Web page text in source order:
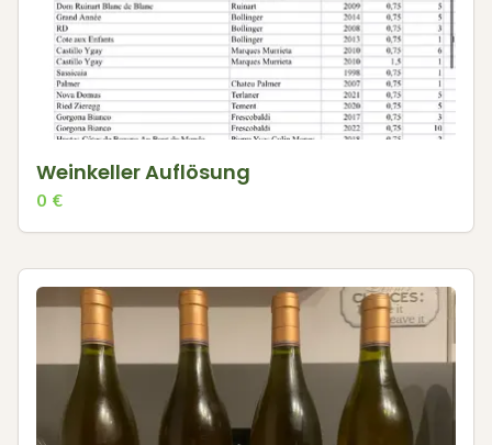
Weinkeller Auflösung
0 €